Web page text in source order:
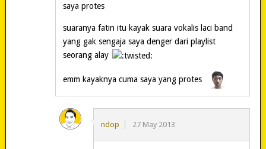
saya protes
suaranya fatin itu kayak suara vokalis laci band
yang gak sengaja saya denger dari playlist
seorang alay
emm kayaknya cuma saya yang protes
ndop 27 May 2013